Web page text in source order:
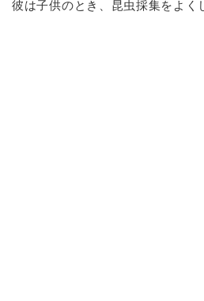
彼は子供のとき、昆虫採集をよく